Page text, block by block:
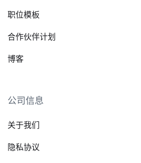
职位模板
合作伙伴计划
博客
公司信息
关于我们
隐私协议